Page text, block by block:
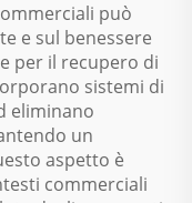
può
e sul benessere
per il recupero di
sistemi di
eliminano
un
aspetto è
commerciali